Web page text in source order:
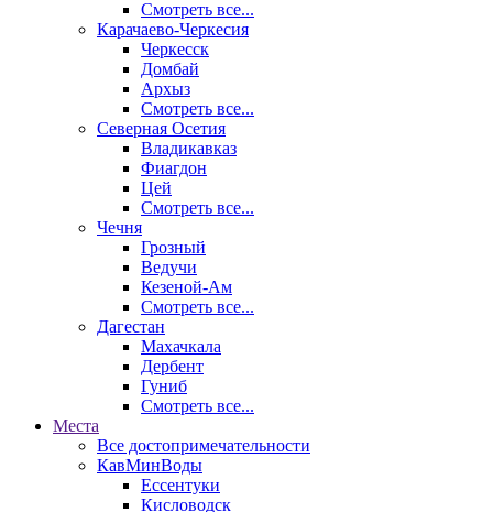
Смотреть все...
Карачаево-Черкесия
Черкесск
Домбай
Архыз
Смотреть все...
Северная Осетия
Владикавказ
Фиагдон
Цей
Смотреть все...
Чечня
Грозный
Ведучи
Кезеной-Ам
Смотреть все...
Дагестан
Махачкала
Дербент
Гуниб
Смотреть все...
Места
Все достопримечательности
КавМинВоды
Ессентуки
Кисловодск